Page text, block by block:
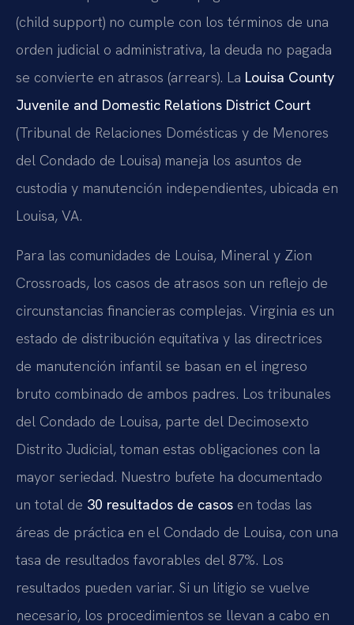
(child support) no cumple con los términos de una
orden judicial o administrativa, la deuda no pagada
se convierte en atrasos (arrears). La Louisa County
Juvenile and Domestic Relations District Court
(Tribunal de Relaciones Domésticas y de Menores
del Condado de Louisa) maneja los asuntos de
custodia y manutención independientes, ubicada en
Louisa, VA.
Para las comunidades de Louisa, Mineral y Zion
Crossroads, los casos de atrasos son un reflejo de
circunstancias financieras complejas. Virginia es un
estado de distribución equitativa y las directrices
de manutención infantil se basan en el ingreso
bruto combinado de ambos padres. Los tribunales
del Condado de Louisa, parte del Decimosexto
Distrito Judicial, toman estas obligaciones con la
mayor seriedad. Nuestro bufete ha documentado
un total de 30 resultados de casos en todas las
áreas de práctica en el Condado de Louisa, con una
tasa de resultados favorables del 87%. Los
resultados pueden variar. Si un litigio se vuelve
necesario, los procedimientos se llevan a cabo en